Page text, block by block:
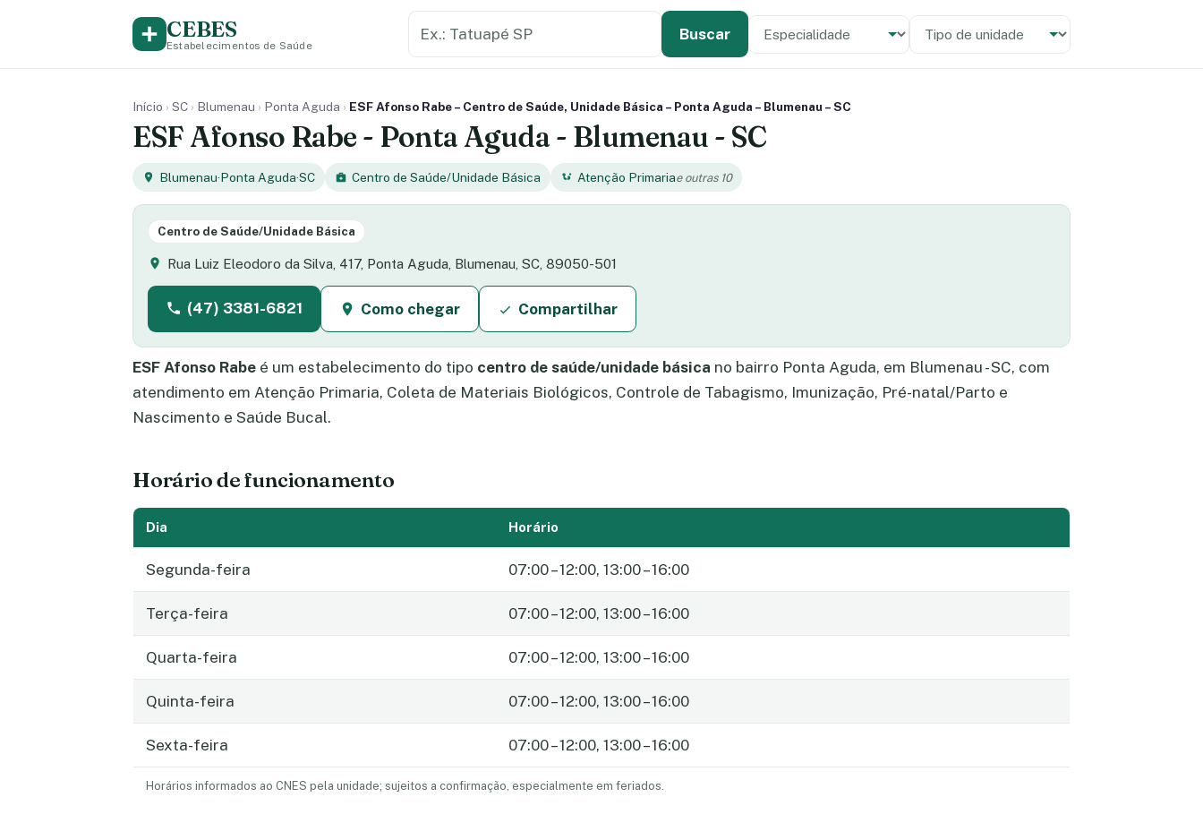
CEBES
Estabelecimentos de Saúde
Buscar Especialidade
Tipo de unidade
Início › SC › Blumenau › Ponta Aguda › ESF Afonso Rabe – Centro de Saúde, Unidade Básica – Ponta Aguda – Blumenau – SC
ESF Afonso Rabe - Ponta Aguda - Blumenau - SC
Blumenau·Ponta Aguda·SC Centro de Saúde/Unidade Básica Atenção Primariae outras 10
Centro de Saúde/Unidade Básica
Rua Luiz Eleodoro da Silva, 417, Ponta Aguda, Blumenau, SC, 89050-501
(47) 3381-6821 Como chegar Compartilhar
ESF Afonso Rabe é um estabelecimento do tipo centro de saúde/unidade básica no bairro Ponta Aguda, em Blumenau - SC, com
atendimento em Atenção Primaria, Coleta de Materiais Biológicos, Controle de Tabagismo, Imunização, Pré-natal/Parto e
Nascimento e Saúde Bucal.
Horário de funcionamento
Dia Horário
Segunda-feira 07:00 – 12:00, 13:00 – 16:00
Terça-feira 07:00 – 12:00, 13:00 – 16:00
Quarta-feira 07:00 – 12:00, 13:00 – 16:00
Quinta-feira 07:00 – 12:00, 13:00 – 16:00
Sexta-feira 07:00 – 12:00, 13:00 – 16:00
Horários informados ao CNES pela unidade; sujeitos a confirmação, especialmente em feriados.